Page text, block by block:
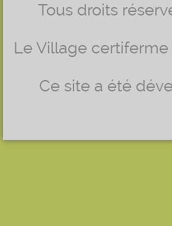
Tous droits
Le Village
Ce site a été